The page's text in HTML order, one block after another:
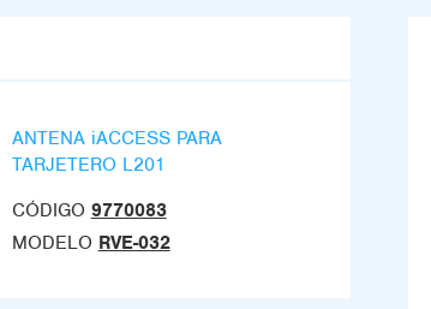
ANTENA iACCESS PARA
TARJETERO L201
CÓDIGO 9770083
MODELO RVE-032